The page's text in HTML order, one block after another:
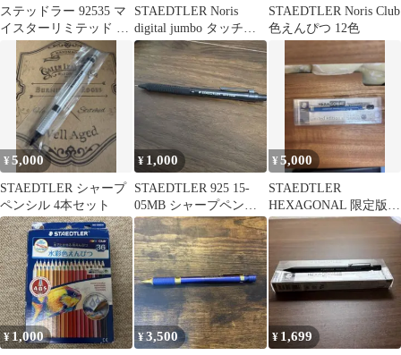
ステッドラー 92535 マ
イスターリミテッド グ
リーン 限定色
STAEDTLER Noris
digital jumbo タッチペ
ン
STAEDTLER Noris Club
色えんぴつ 12色
¥5,000
STAEDTLER シャープ
ペンシル 4本セット
¥ 1,000
STAEDTLER 925 15-
05MB シャープペンシ
ル
¥5,000
STAEDTLER
HEXAGONAL 限定版
シャープペンシル
¥1,000 ¥3,500 ¥ 1,699